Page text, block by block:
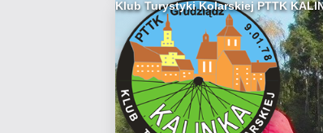
Klub Turystyki Kolarskiej PTTK